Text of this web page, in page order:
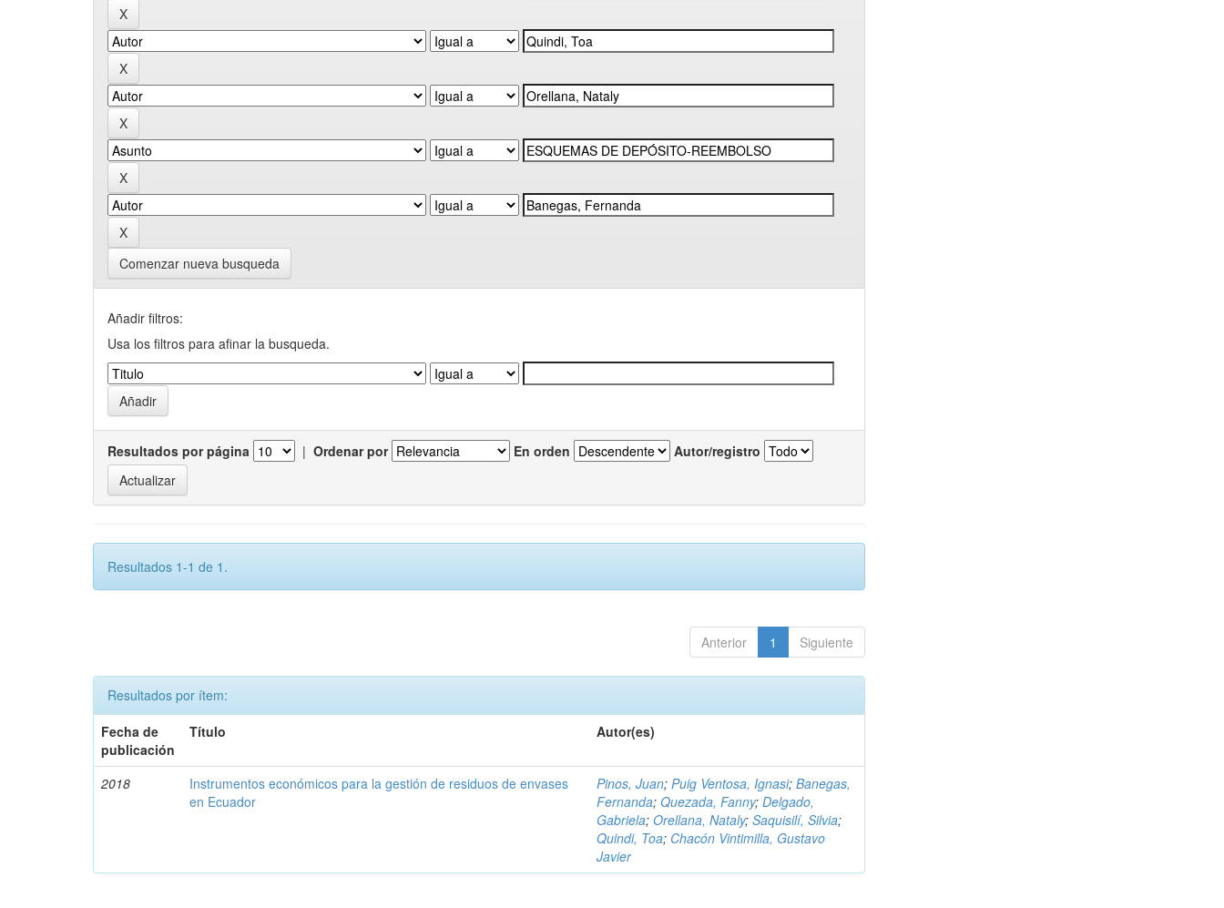
Comenzar nueva busqueda
Añadir filtros:
Usa los filtros para afinar la busqueda.
Resultados por página | Ordenar por En orden Autor/registro
Resultados 1-1 de 1.
Anterior 1 Siguiente
Resultados por ítem:
Fecha de
publicación
Título Autor(es)
2018
Instrumentos económicos para la gestión de residuos de envases
en Ecuador
Pinos, Juan;Puig Ventosa, Ignasi;Banegas,
Fernanda;Quezada, Fanny;Delgado,
Gabriela;Orellana, Nataly;Saquisilí, Silvia;
Quindi, Toa; Chacón Vintimilla, Gustavo
Javier